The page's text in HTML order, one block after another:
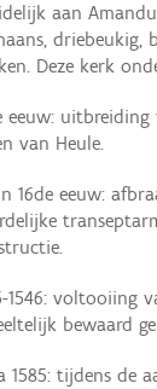
aan
driebeukig,
Deze kerk
eeuw:
van Heule.
16de eeuw:
1546: voltooiing
bewaard
1585: tijdens de